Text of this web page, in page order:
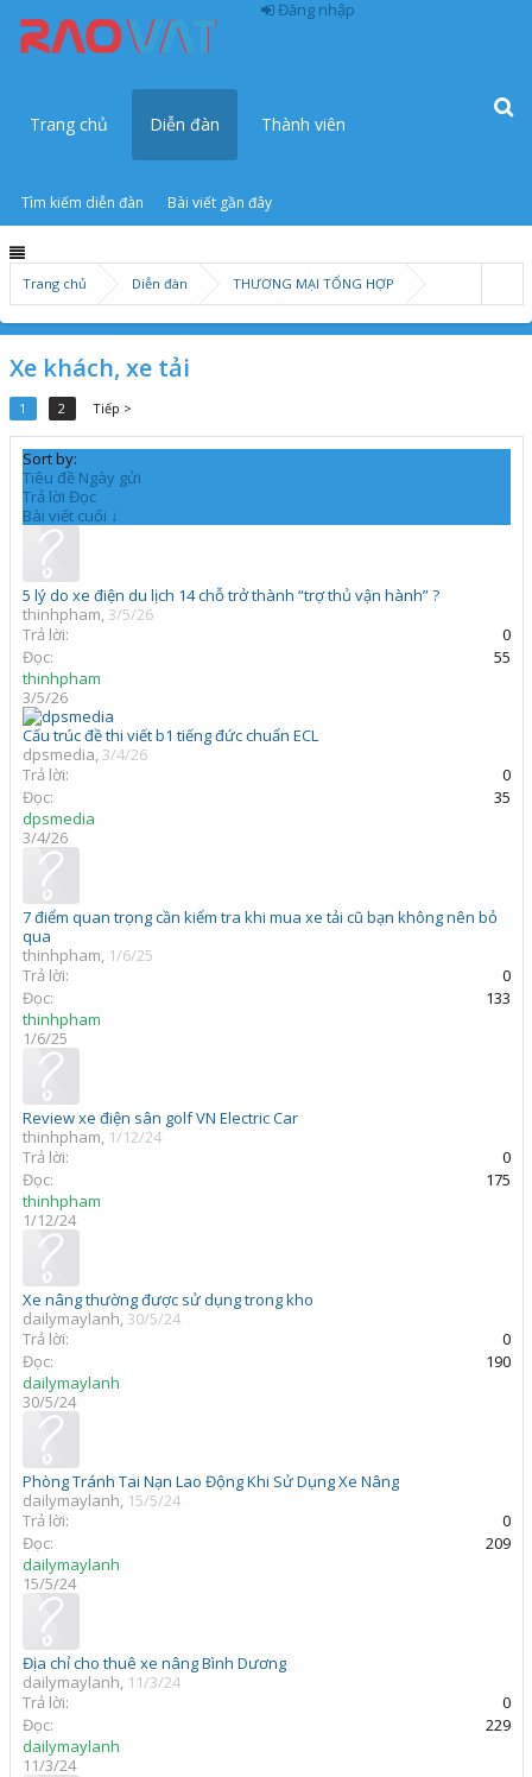
Trang chủ Diễn đàn THƯƠNG MẠI TỔNG HỢP
Kinh doanh mua sắm Xe ô tô
Xe khách, xe tải
1 2 Tiếp >
Sort by:
Tiêu đề Ngày gửi
Trả lời Đọc
Bài viết cuối ↓
5 lý do xe điện du lịch 14 chỗ trở thành “trợ thủ vận hành” ?
thinhpham, 3/5/26
Trả lời:
0
Đọc:
55
thinhpham
3/5/26
Cấu trúc đề thi viết b1 tiếng đức chuẩn ECL
dpsmedia, 3/4/26
Trả lời:
0
Đọc:
35
dpsmedia
3/4/26
7 điểm quan trọng cần kiểm tra khi mua xe tải cũ bạn không nên bỏ
qua
thinhpham, 1/6/25
Trả lời:
0
Đọc:
133
thinhpham
1/6/25
Review xe điện sân golf VN Electric Car
thinhpham, 1/12/24
Trả lời:
0
Đọc:
175
thinhpham
1/12/24
Xe nâng thường được sử dụng trong kho
dailymaylanh, 30/5/24
Trả lời:
0
Đọc:
190
dailymaylanh
30/5/24
Phòng Tránh Tai Nạn Lao Động Khi Sử Dụng Xe Nâng
dailymaylanh, 15/5/24
Trả lời:
0
Đọc:
209
dailymaylanh
15/5/24
Địa chỉ cho thuê xe nâng Bình Dương
dailymaylanh, 11/3/24
Trả lời:
0
Đọc:
229
dailymaylanh
11/3/24
Đăng nhập
Trang chủ Diễn đàn
Tìm kiếm diễn đàn Bài viết gần đây
Thành viên